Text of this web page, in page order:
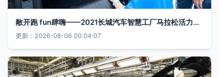
敞开跑 fun肆嗨——2021长城汽车智慧工厂马拉松活力开跑 新能源汽车点睛赛道新风尚
更新：2026-08-06 00:04:07